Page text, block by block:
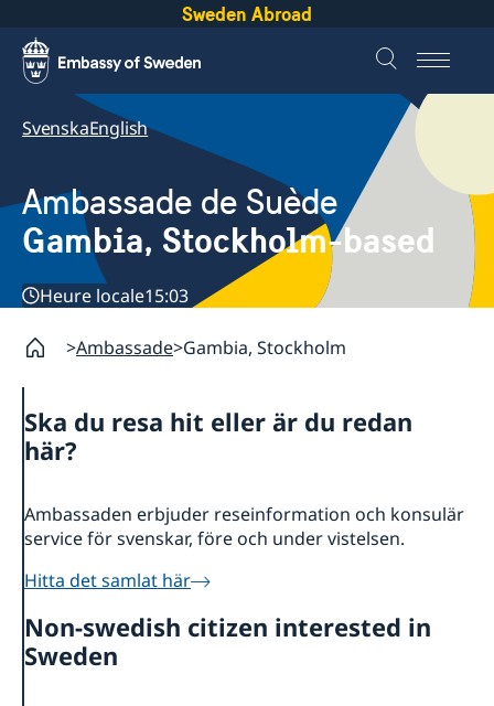
Sweden Abroad
SvenskaEnglish
Ambassade de Suède
Gambia, Stockholm-based
Heure locale15:03
Ambassade Gambia, Stockholm
Ska du resa hit eller är du redan
här?
Ambassaden erbjuder reseinformation och konsulär
service för svenskar, före och under vistelsen.
Hitta det samlat här
Non-swedish citizen interested in
Sweden